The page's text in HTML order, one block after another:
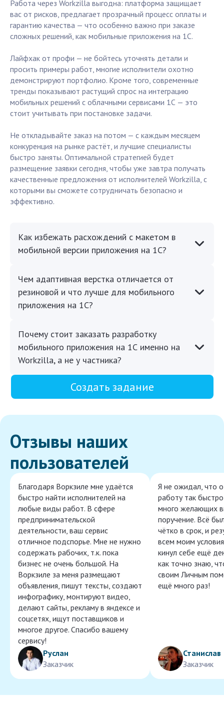
Работа через Workzilla выгодна: платформа защищает
вас от рисков, предлагает прозрачный процесс оплаты и
гарантию качества — что особенно важно при заказе
сложных решений, как мобильные приложения на 1С.
Лайфхак от профи — не бойтесь уточнять детали и
просить примеры работ, многие исполнители охотно
демонстрируют портфолио. Кроме того, современные
тренды показывают растущий спрос на интеграцию
мобильных решений с облачными сервисами 1С — это
стоит учитывать при постановке задачи.
Не откладывайте заказ на потом — с каждым месяцем
конкуренция на рынке растёт, и лучшие специалисты
быстро заняты. Оптимальной стратегией будет
размещение заявки сегодня, чтобы уже завтра получать
качественные предложения от исполнителей Workzilla, с
которыми вы сможете сотрудничать безопасно и
эффективно.
Как избежать расхождений с макетом в
мобильной версии приложения на 1С?
Чем адаптивная верстка отличается от
резиновой и что лучше для мобильного
приложения на 1С?
Почему стоит заказать разработку
мобильного приложения на 1С именно на
Workzilla, а не у частника?
Создать задание
Отзывы наших
пользователей
Благодаря Воркзиле мне удаётся
быстро найти исполнителей на
любые виды работ. В сфере
предпринимательской
деятельности, ваш сервис
отличное подспорье. Мне не нужно
содержать рабочих, т.к. пока
бизнес не очень большой. На
Воркзиле за меня размещают
объявления, пишут тексты, создают
инфографику, монтируют видео,
делают сайты, рекламу в яндексе и
соцсетях, ищут поставщиков и
многое другое. Спасибо вашему
сервису!
Руслан
Заказчик
Я не ожидал, что
работу так
много желающих
поручение. Всё
чётко в срок, и
всем моим
кинул себе ещё
как точно знаю,
своим Личным
ещё много раз!
Станислав
Заказчик